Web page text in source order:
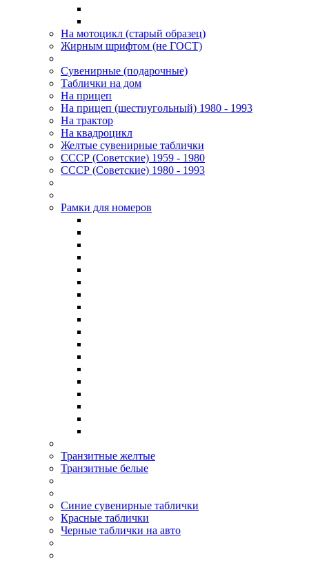
На мотоцикл (старый образец)
Жирным шрифтом (не ГОСТ)
Сувенирные (подарочные)
Таблички на дом
На прицеп
На прицеп (шестиугольный) 1980 - 1993
На трактор
На квадроцикл
Желтые сувенирные таблички
СССР (Советские) 1959 - 1980
СССР (Советские) 1980 - 1993
Рамки для номеров
Транзитные желтые
Транзитные белые
Синие сувенирные таблички
Красные таблички
Черные таблички на авто